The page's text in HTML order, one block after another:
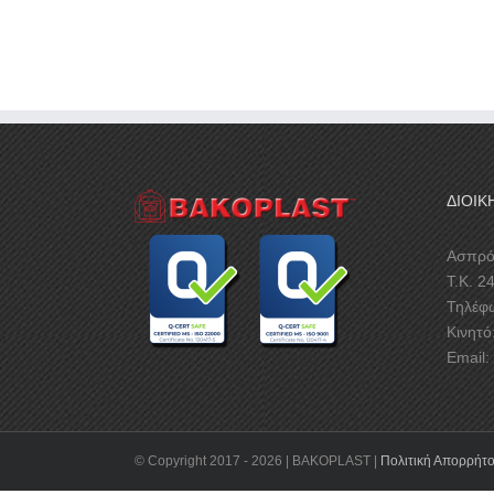
Τ.Κ.
Κινητό:
Email:
© Copyright 2017 - 2026 | BAKOPLAST | Πολιτική